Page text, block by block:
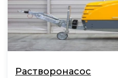
Растворонасос